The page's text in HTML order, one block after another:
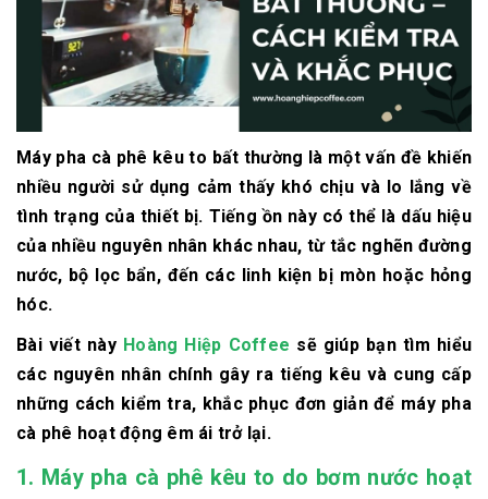
Máy pha cà phê kêu to bất thường là một vấn đề khiến
nhiều người sử dụng cảm thấy khó chịu và lo lắng về
tình trạng của thiết bị. Tiếng ồn này có thể là dấu hiệu
của nhiều nguyên nhân khác nhau, từ tắc nghẽn đường
nước, bộ lọc bẩn, đến các linh kiện bị mòn hoặc hỏng
hóc.
Bài viết nàyHoàng Hiệp Coffee sẽ giúp bạn tìm hiểu
các nguyên nhân chính gây ra tiếng kêu và cung cấp
những cách kiểm tra, khắc phục đơn giản để máy pha
cà phê hoạt động êm ái trở lại.
1. Máy pha cà phê kêu to do bơm nước hoạt